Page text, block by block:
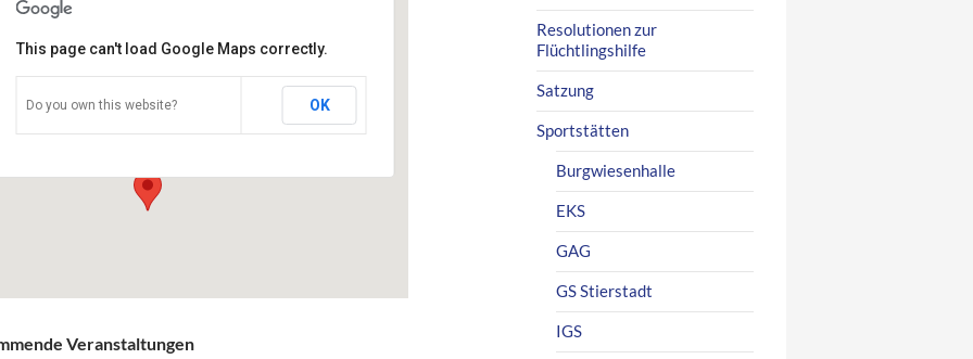
Veranstaltungen
This page can't load Google Maps correctly.
Do you own this website? OK
Veranstaltungen
Resolutionen zur
Flüchtlingshilfe
Satzung
Sportstätten
Burgwiesenhalle
EKS
GAG
GS Stierstadt
IGS